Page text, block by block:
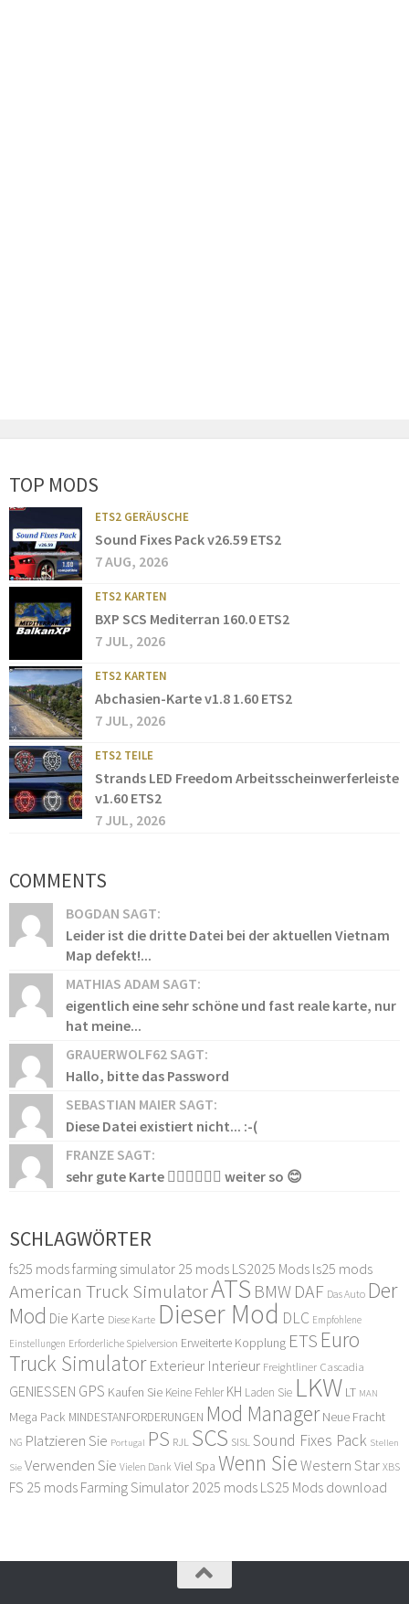
TOP MODS
ETS2 GERÄUSCHE
Sound Fixes Pack v26.59 ETS2
7 AUG, 2026
ETS2 KARTEN
BXP SCS Mediterran 160.0 ETS2
7 JUL, 2026
ETS2 KARTEN
Abchasien-Karte v1.8 1.60 ETS2
7 JUL, 2026
ETS2 TEILE
Strands LED Freedom Arbeitsscheinwerferleiste
v1.60 ETS2
7 JUL, 2026
COMMENTS
BOGDAN SAGT:
Leider ist die dritte Datei bei der aktuellen Vietnam
Map defekt!...
MATHIAS ADAM SAGT:
eigentlich eine sehr schöne und fast reale karte, nur
hat meine...
GRAUERWOLF62 SAGT:
Hallo, bitte das Password
SEBASTIAN MAIER SAGT:
Diese Datei existiert nicht... :-(
FRANZE SAGT:
sehr gute Karte 👍🏻👍🏻👍🏻 weiter so 😊
SCHLAGWÖRTER
fs25 modsfarming simulator 25 mods LS2025 Mods ls25 mods
American Truck SimulatorATS BMW DAF Das Auto Der
Mod Die Karte Diese Karte Dieser Mod DLC Empfohlene
Einstellungen Erforderliche Spielversion Erweiterte Kopplung ETS Euro
Truck Simulator Exterieur Interieur Freightliner Cascadia
GENIESSEN GPS Kaufen Sie Keine Fehler KH Laden Sie LKW LT MAN
Mega Pack MINDESTANFORDERUNGEN Mod Manager Neue Fracht
NG Platzieren Sie Portugal PS RJL SCS SISLSound Fixes Pack Stellen
Sie Verwenden Sie Vielen Dank Viel Spa Wenn Sie Western Star XBS
FS 25 mods Farming Simulator 2025 mods LS25 Mods download